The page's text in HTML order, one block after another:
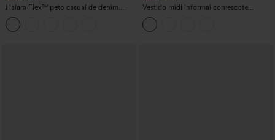
Halara Flex™ peto casual de denim
lavado con escote cuadrado y bolsillos
Vestido midi informal con escote
redondo, sujetador integrado, sin
mangas y bajo con volantes